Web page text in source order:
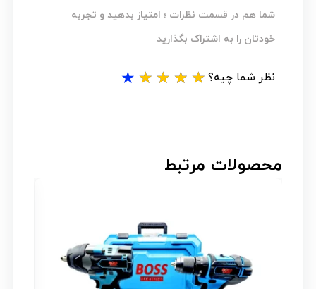
شما هم در قسمت نظرات ؛ امتیاز بدهید و تجربه
خودتان را به اشتراک بگذارید
نظر شما چیه؟ ★
★
★
★
★
محصولات مرتبط